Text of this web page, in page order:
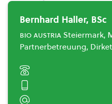
Bernhard Haller, BSc
bio austria Steiermark,
Partnerbetreuung,